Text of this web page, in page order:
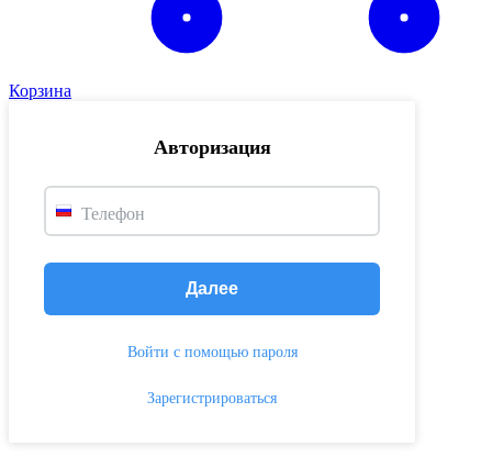
Корзина
Авторизация
Телефон
Далее
Войти с помощью пароля
Зарегистрироваться